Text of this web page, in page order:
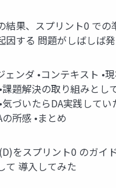
結果、スプリント0 での
因する 問題がしばしば
ェンダ •コンテキスト •
課題解決の取り組みとし
気づいたらDA実践してい
の所感 •まとめ
をスプリント0 のガイ
て 導入してみた